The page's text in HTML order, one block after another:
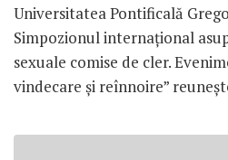
Universitatea Pontificală
Simpozionul internaţional
sexuale comise de cler.
vindecare şi reînnoire”